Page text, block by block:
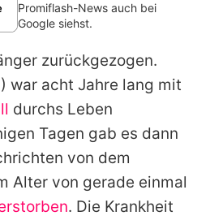
Richtlinien
verwalten
Promiflash-News auch bei
Google siehst.
zurückgezogen.
war acht Jahre lang mit
durchs Leben
Tagen gab es dann
von dem
Alter von gerade einmal
. Die Krankheit